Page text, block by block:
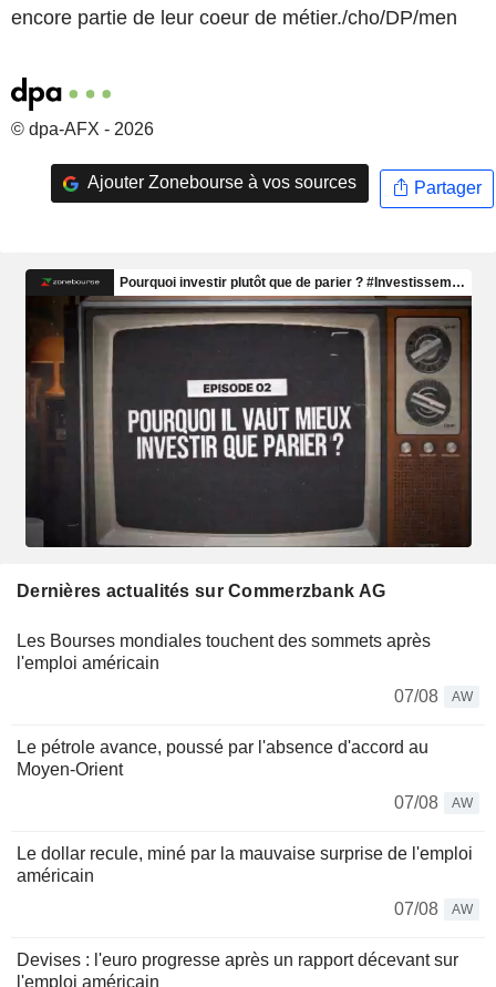
encore partie de leur coeur de métier./cho/DP/men
© dpa-AFX - 2026
Ajouter Zonebourse à vos sources Partager
Dernières actualités sur Commerzbank AG
Les Bourses mondiales touchent des sommets après
l'emploi américain
07/08
AW
Le pétrole avance, poussé par l'absence d'accord au
Moyen-Orient
07/08
AW
Le dollar recule, miné par la mauvaise surprise de l'emploi
américain
07/08
AW
Devises : l'euro progresse après un rapport décevant sur
l'emploi américain